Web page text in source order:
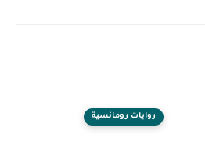
روايات رومانسية